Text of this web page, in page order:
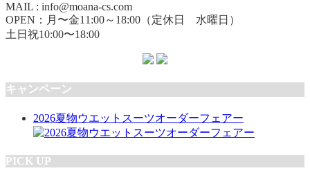
MAIL : info@moana-cs.com
OPEN：月〜金11:00～18:00（定休日 水曜日）
土日祝10:00〜18:00
キャンペーン
2026夏物ウエットスーツオーダーフェアー
PICK UP